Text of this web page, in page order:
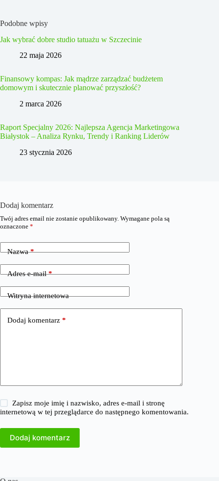
Podobne wpisy
Jak wybrać dobre studio tatuażu w Szczecinie
22 maja 2026
Finansowy kompas: Jak mądrze zarządzać budżetem
domowym i skutecznie planować przyszłość?
2 marca 2026
Raport Specjalny 2026: Najlepsza Agencja Marketingowa
Białystok – Analiza Rynku, Trendy i Ranking Liderów
23 stycznia 2026
Dodaj komentarz
Twój adres email nie zostanie opublikowany. Wymagane pola są
oznaczone *
Nazwa*
Adres e-mail*
Witryna internetowa
Dodaj komentarz *
Zapisz moje imię i nazwisko, adres e-mail i stronę
internetową w tej przeglądarce do następnego komentowania.
Dodaj komentarz